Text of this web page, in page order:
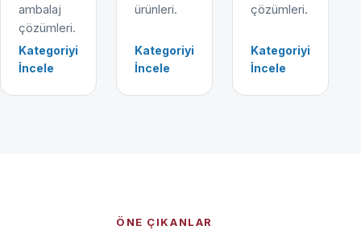
ambalaj
çözümleri.
Kategoriyi
İncele
ürünleri.
Kategoriyi
İncele
çözümleri.
Kategoriyi
İncele
ÖNE ÇIKANLAR